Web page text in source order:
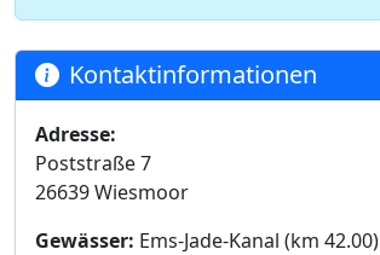
Kontaktinformationen
Adresse:
Poststraße 7
26639 Wiesmoor
Gewässer: Ems-Jade-Kanal (km 42.00)